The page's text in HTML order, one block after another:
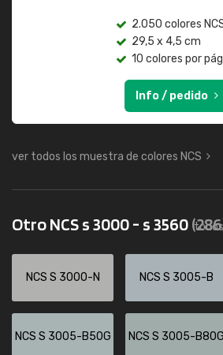
2.050 colores
29,5 x 4,5 cm
10 colores por
Info / pedido
ver todos los muestra de colores NCS
Otro NCS s 3000 - s 3560
NCS S 3000-N NCS S 3005-B
NCS S 3005-B50G NCS S 3005-B80G